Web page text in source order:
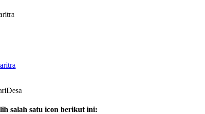
salah satu icon berikut ini: